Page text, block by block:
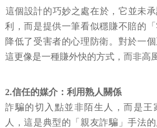
這個設計的巧妙之處在於，它並未
利，而是提供一筆看似穩賺不賠的
降低了受害者的心理防衛。對於一個
這更像是一種賺外快的方式，而非高
2.信任的媒介：利用熟人關係
詐騙的切入點並非陌生人，而是王
人，這是典型的「親友詐騙」手法